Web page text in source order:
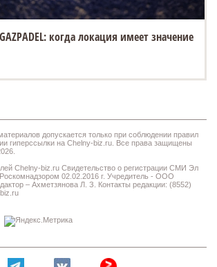
когда локация имеет значение
допускается только при соблюдении правил
гиперссылки на Chelny-biz.ru. Все права защищены
Chelny-biz.ru Свидетельство о регистрации СМИ Эл
02.02.2016 г. Учредитель - ООО
– Ахметзянова Л. З. Контакты редакции: (8552)